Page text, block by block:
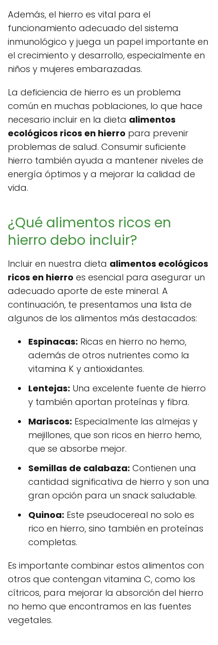
Además, el hierro es vital para el
funcionamiento adecuado del sistema
inmunológico y juega un papel importante en
el crecimiento y desarrollo, especialmente en
niños y mujeres embarazadas.
La deficiencia de hierro es un problema
común en muchas poblaciones, lo que hace
necesario incluir en la dieta alimentos
ecológicos ricos en hierro para prevenir
problemas de salud. Consumir suficiente
hierro también ayuda a mantener niveles de
energía óptimos y a mejorar la calidad de
vida.
¿Qué alimentos ricos en
hierro debo incluir?
Incluir en nuestra dieta alimentos ecológicos
ricos en hierro es esencial para asegurar un
adecuado aporte de este mineral. A
continuación, te presentamos una lista de
algunos de los alimentos más destacados:
Espinacas: Ricas en hierro no hemo,
además de otros nutrientes como la
vitamina K y antioxidantes.
Lentejas: Una excelente fuente de hierro
y también aportan proteínas y fibra.
Mariscos: Especialmente las almejas y
mejillones, que son ricos en hierro hemo,
que se absorbe mejor.
Semillas de calabaza: Contienen una
cantidad significativa de hierro y son una
gran opción para un snack saludable.
Quinoa: Este pseudocereal no solo es
rico en hierro, sino también en proteínas
completas.
Es importante combinar estos alimentos con
otros que contengan vitamina C, como los
cítricos, para mejorar la absorción del hierro
no hemo que encontramos en las fuentes
vegetales.